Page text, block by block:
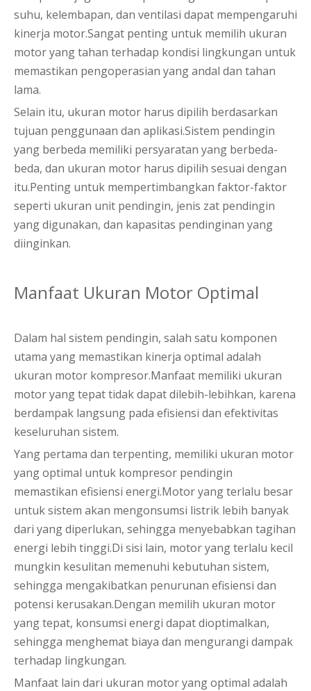
suhu, kelembapan, dan ventilasi dapat mempengaruhi
kinerja motor.Sangat penting untuk memilih ukuran
motor yang tahan terhadap kondisi lingkungan untuk
memastikan pengoperasian yang andal dan tahan
lama.
Selain itu, ukuran motor harus dipilih berdasarkan
tujuan penggunaan dan aplikasi.Sistem pendingin
yang berbeda memiliki persyaratan yang berbeda-
beda, dan ukuran motor harus dipilih sesuai dengan
itu.Penting untuk mempertimbangkan faktor-faktor
seperti ukuran unit pendingin, jenis zat pendingin
yang digunakan, dan kapasitas pendinginan yang
diinginkan.
Manfaat Ukuran Motor Optimal
Dalam hal sistem pendingin, salah satu komponen
utama yang memastikan kinerja optimal adalah
ukuran motor kompresor.Manfaat memiliki ukuran
motor yang tepat tidak dapat dilebih-lebihkan, karena
berdampak langsung pada efisiensi dan efektivitas
keseluruhan sistem.
Yang pertama dan terpenting, memiliki ukuran motor
yang optimal untuk kompresor pendingin
memastikan efisiensi energi.Motor yang terlalu besar
untuk sistem akan mengonsumsi listrik lebih banyak
dari yang diperlukan, sehingga menyebabkan tagihan
energi lebih tinggi.Di sisi lain, motor yang terlalu kecil
mungkin kesulitan memenuhi kebutuhan sistem,
sehingga mengakibatkan penurunan efisiensi dan
potensi kerusakan.Dengan memilih ukuran motor
yang tepat, konsumsi energi dapat dioptimalkan,
sehingga menghemat biaya dan mengurangi dampak
terhadap lingkungan.
Manfaat lain dari ukuran motor yang optimal adalah